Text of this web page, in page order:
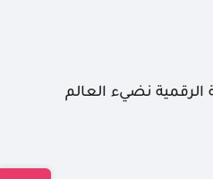
نضيء العالم